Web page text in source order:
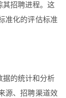
其招聘进程。这
准化的评估标准
据的统计和分析
源、招聘渠道效